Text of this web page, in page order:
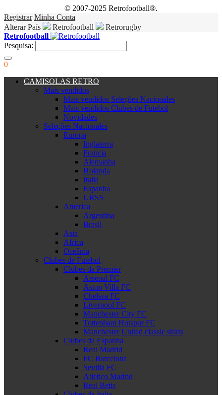
© 2007-2025 Retrofootball®.
Registrar Minha Conta
Alterar País
Retrofootball
Retrorugby
Retrofootball
Pesquisa:
0
CAMISOLAS RETRO
Mais vendidos
Mais vendidos Seleções Nacionales
Mais vendidos Clubes de Futebol
Novidades
Seleções Nacionales
Europa
Inglaterra
Francia
Alemanha
Holanda
Italia
Espanha
URSS
America
Argentina
Brasil
Asia
Africa
Oceânia
Clubes de Futebol
Clubes da Premier
Arsenal FC
Aston Villa FC
Chelsea FC
Liverpool FC
Manchester City FC
Tottenham Hotspur FC
Manchester United classic shirts
Clubes da Espanha
Real Madrid
FC Barcelona
Sevilla FC
Atletico Madrid
Real Betis